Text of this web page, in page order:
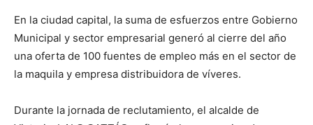
En la ciudad capital, la suma de esfuerzos entre Gobierno
Municipal y sector empresarial generó al cierre del año
una oferta de 100 fuentes de empleo más en el sector de
la maquila y empresa distribuidora de víveres.
Durante la jornada de reclutamiento, el alcalde de